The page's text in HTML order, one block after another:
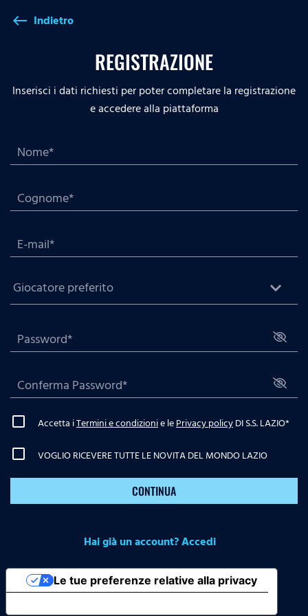
west Indietro
REGISTRAZIONE
Inserisci i dati richiesti per poter completare la registrazione
e accedere alla piattaforma
Accetta iTermini e condizionie lePrivacy policyDI S.S. LAZIO*
VOGLIO RICEVERE TUTTE LE NOVITA DEL MONDO LAZIO
CONTINUA
Hai già un account? Accedi
Le tue preferenze relative alla privacy